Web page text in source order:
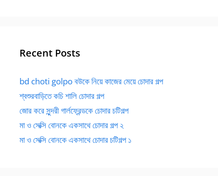
Recent Posts
bd choti golpo বউকে নিয়ে কাজের মেয়ে চোদার গল্প
শ্বশুরবাড়িতে কচি শালি চোদার গল্প
জোর করে সুন্দরী গার্লফ্রেন্ডকে চোদার চটিগল্প
মা ও সেক্সি বোনকে একসাথে চোদার গল্প ২
মা ও সেক্সি বোনকে একসাথে চোদার চটিগল্প ১